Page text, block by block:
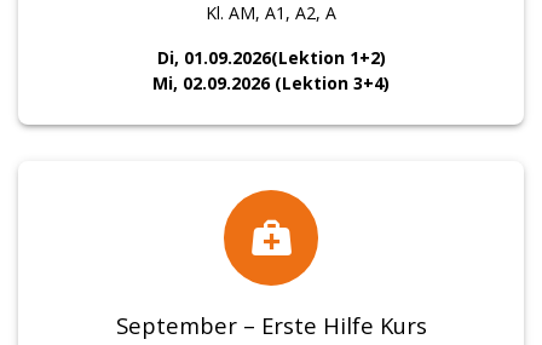
Kl. AM, A1, A2, A
Di, 01.09.2026(Lektion 1+2)
Mi, 02.09.2026 (Lektion 3+4)
September – Erste Hilfe Kurs